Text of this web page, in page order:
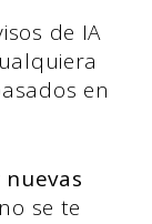
de IA
en
se te